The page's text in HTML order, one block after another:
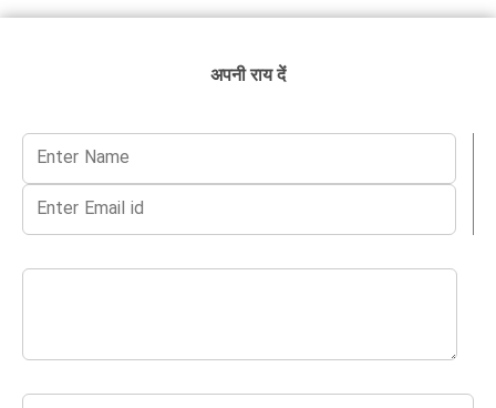
अपनी राय दें